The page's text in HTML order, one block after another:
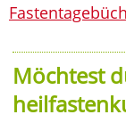
Möchtest